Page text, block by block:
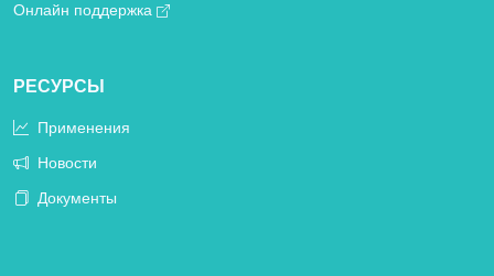
Онлайн поддержка
РЕСУРСЫ
Применения
Новости
Документы